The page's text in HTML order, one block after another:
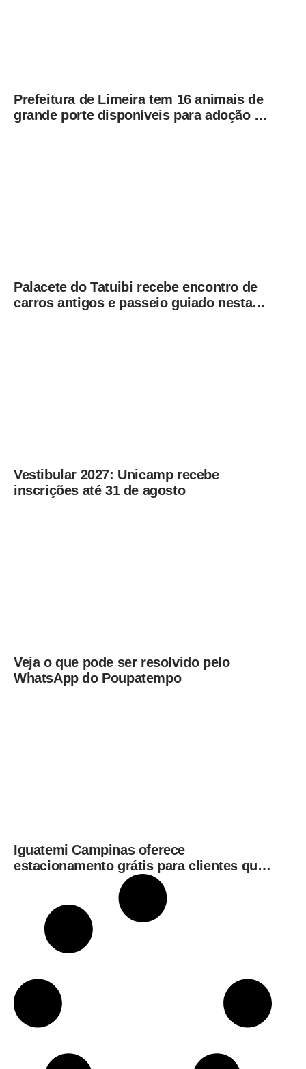
Prefeitura de Limeira tem 16 animais de
grande porte disponíveis para adoção no
Palacete do Tatuibi recebe encontro de
carros antigos e passeio guiado nesta
Vestibular 2027: Unicamp recebe
inscrições até 31 de agosto
Veja o que pode ser resolvido pelo
WhatsApp do Poupatempo
Iguatemi Campinas oferece
estacionamento grátis para clientes que
consumirem em restaurantes